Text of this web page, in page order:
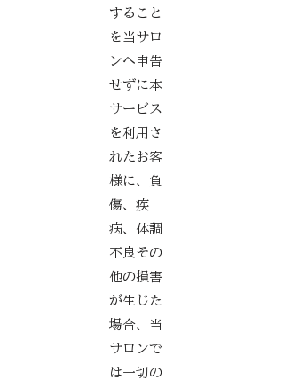
すること
を当サロ
ンへ申告
せずに本
サービス
を利用さ
れたお客
様に、負
傷、疾
病、体調
不良その
他の損害
が生じた
場合、当
サロンで
は一切の